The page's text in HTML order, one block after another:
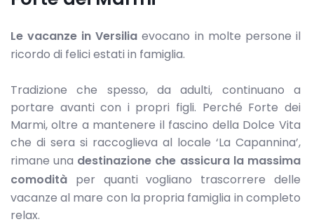
Le vacanze in Versilia evocano in molte persone il
ricordo di felici estati in famiglia.
Tradizione che spesso, da adulti, continuano a
portare avanti con i propri figli. Perché Forte dei
Marmi, oltre a mantenere il fascino della Dolce Vita
che di sera si raccoglieva al locale ‘La Capannina’,
rimane una destinazione che assicura la massima
comodità per quanti vogliano trascorrere delle
vacanze al mare con la propria famiglia in completo
relax.